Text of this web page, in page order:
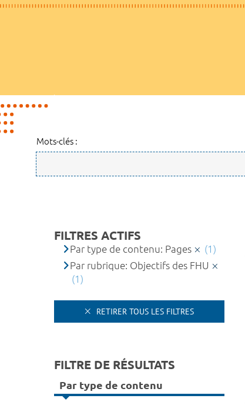
Mots-clés :
FILTRES ACTIFS
Par type de contenu: Pages
(1)
Par rubrique: Objectifs des FHU
(1)
RETIRER TOUS LES FILTRES
FILTRE DE RÉSULTATS
Par type de contenu